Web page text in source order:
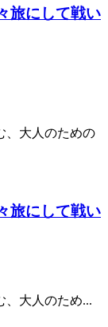
旅にして戦い
、大人のための
旅にして戦い
、大人のため...